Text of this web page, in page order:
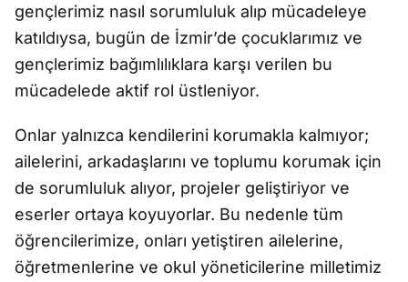
gençlerimiz nasıl sorumluluk alıp mücadeleye
katıldıysa, bugün de İzmir’de çocuklarımız ve
gençlerimiz bağımlılıklara karşı verilen bu
mücadelede aktif rol üstleniyor.
Onlar yalnızca kendilerini korumakla kalmıyor;
ailelerini, arkadaşlarını ve toplumu korumak için
de sorumluluk alıyor, projeler geliştiriyor ve
eserler ortaya koyuyorlar. Bu nedenle tüm
öğrencilerimize, onları yetiştiren ailelerine,
öğretmenlerine ve okul yöneticilerine milletimiz